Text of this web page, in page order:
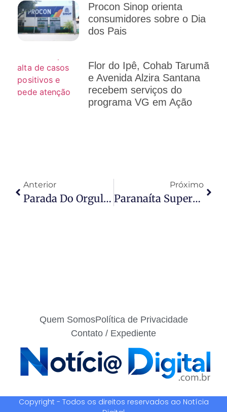
Procon Sinop orienta
consumidores sobre o Dia
dos Pais
Flor do Ipê, Cohab Tarumã
e Avenida Alzira Santana
recebem serviços do
programa VG em Ação
Anterior
Parada Do Orgulho LGBTQIA+ Ocorre Com Serviços De Acolhimento, Mobilidade E Estrutura Da Prefeitura De Cuiabá
Próximo
Paranaíta Supera Outras Cidades Ao Conquistar R$ 5,3 Milhões Em Convênio; Poder De Articulação Do Prefeito Osmar Moreira Chama Atenção Em Mato Grosso
Quem SomosPolítica de Privacidade
Contato / Expediente
Copyright - Todos os direitos reservados ao Notícia